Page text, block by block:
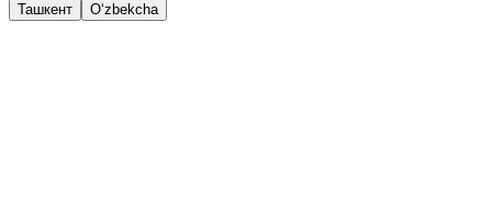
Ташкент O‘zbekcha